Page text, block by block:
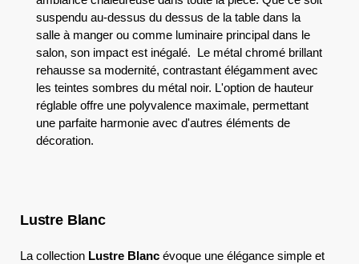
suspendu au-dessus du dessus de la table dans la
salle à manger ou comme luminaire principal dans le
salon, son impact est inégalé. Le métal chromé brillant
rehausse sa modernité, contrastant élégamment avec
les teintes sombres du métal noir. L'option de hauteur
réglable offre une polyvalence maximale, permettant
une parfaite harmonie avec d'autres éléments de
décoration.
Lustre Blanc
La collection Lustre Blanc évoque une élégance simple et